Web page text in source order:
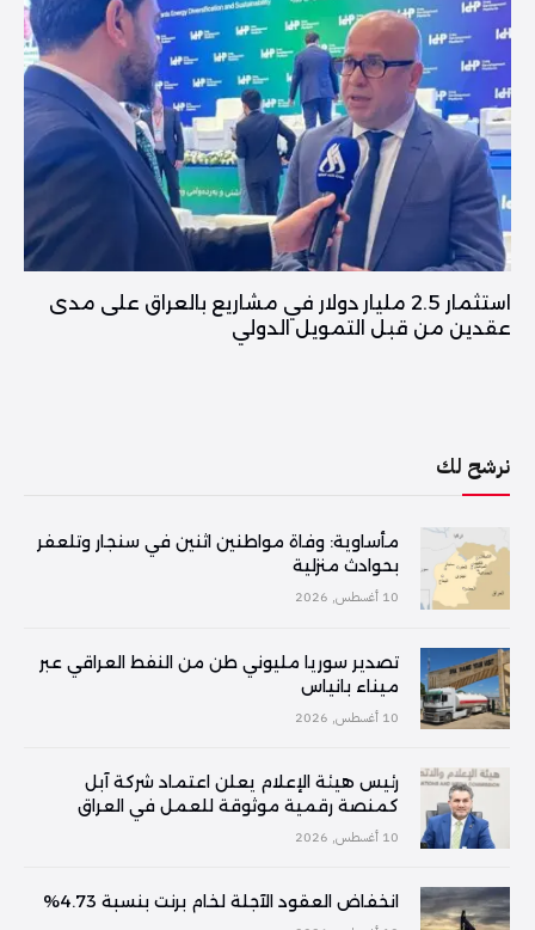
استثمار 2.5 مليار دولار في مشاريع بالعراق على مدى
عقدين من قبل التمويل الدولي
نرشح لك
مأساوية: وفاة مواطنين اثنين في سنجار وتلعفر
بحوادث منزلية
10 أغسطس, 2026
تصدير سوريا مليوني طن من النفط العراقي عبر
ميناء بانياس
10 أغسطس, 2026
رئيس هيئة الإعلام يعلن اعتماد شركة آبل
كمنصة رقمية موثوقة للعمل في العراق
10 أغسطس, 2026
انخفاض العقود الآجلة لخام برنت بنسبة 4.73%